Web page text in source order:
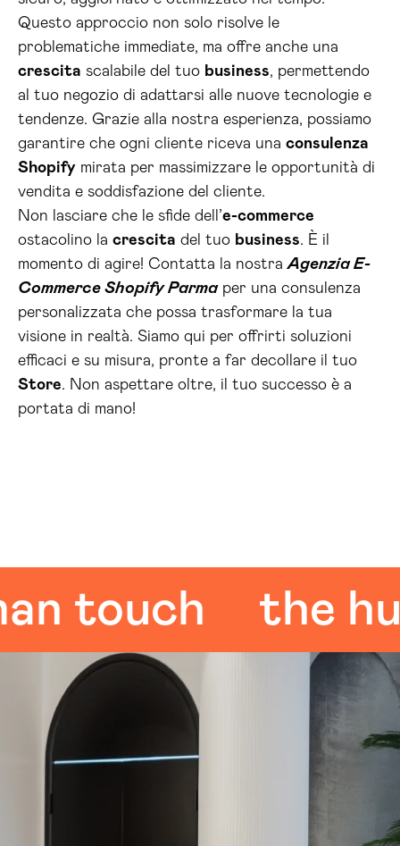
Questo approccio non solo risolve le
problematiche immediate, ma offre anche una
crescita scalabile del tuo business, permettendo
al tuo negozio di adattarsi alle nuove tecnologie e
tendenze. Grazie alla nostra esperienza, possiamo
garantire che ogni cliente riceva una consulenza
Shopify mirata per massimizzare le opportunità di
vendita e soddisfazione del cliente.
Non lasciare che le sfide dell’e-commerce
ostacolino la crescita del tuo business. È il
momento di agire! Contatta la nostraAgenzia E-
Commerce Shopify Parmaper una consulenza
personalizzata che possa trasformare la tua
visione in realtà. Siamo qui per offrirti soluzioni
efficaci e su misura, pronte a far decollare il tuo
Store. Non aspettare oltre, il tuo successo è a
portata di mano!
the